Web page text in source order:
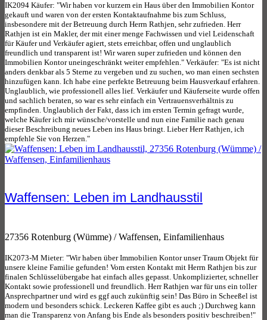
IK2094 Käufer: "Wir haben vor kurzem ein Haus über den Immobilien Kontor
gekauft und waren von der ersten Kontaktaufnahme bis zum Schluss,
insbesondere mit der Betreuung durch Herrn Rathjen, sehr zufrieden. Herr
Rathjen ist ein Makler, der mit einer menge Fachwissen und viel Leidenschaft
für Käufer und Verkäufer agiert, stets erreichbar, offen und unglaublich
freundlich und transparent ist! Wir waren super zufrieden und können den
Immobilien Kontor uneingeschränkt weiter empfehlen." Verkäufer: "Es ist nicht
anders denkbar als 5 Sterne zu vergeben und zu suchen, wo man einen sechsten
hinzufügen kann. Ich habe eine perfekte Betreuung beim Hausverkauf erfahren.
Unglaublich, wie professionell alles lief. Verkäufer und Käuferseite wurde offen
und sachlich beraten, so war es sehr einfach ein Vertrauensverhältnis zu
empfinden. Unglaublich der Fakt, dass ich im ersten Termin gefragt wurde,
welche Käufer ich mir wünsche/vorstelle und nun eine Familie nach genau
dieser Beschreibung neues Leben ins Haus bringt. Lieber Herr Rathjen, ich
empfehle Sie von Herzen."
Waffensen: Leben im Landhausstil
27356 Rotenburg (Wümme) / Waffensen, Einfamilienhaus
IK2073-M Mieter: "Wir haben über Immobilien Kontor unser Traum Objekt für
unsere kleine Familie gefunden! Vom ersten Kontakt mit Herrn Rathjen bis zur
finalen Schlüsselübergabe hat einfach alles gepasst. Unkomplizierter, schneller
Kontakt sowie professionell und freundlich. Herr Rathjen war für uns ein toller
Ansprechpartner und wird es ggf auch zukünftig sein! Das Büro in Scheeßel ist
modern und besonders schick. Leckeren Kaffee gibt es auch ;) Durchweg kann
man die Transparenz von Anfang bis Ende als besonders positiv beschreiben!"